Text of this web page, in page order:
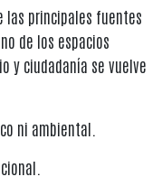
las principales fuentes
de los espacios
y ciudadanía se vuelve
ni ambiental.